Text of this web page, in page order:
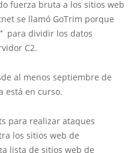
fuerza bruta a los sitios web
se llamó GoTrim porque
para dividir los datos
C2.
al menos septiembre de
está en curso.
para realizar ataques
los sitios web de
lista de sitios web de